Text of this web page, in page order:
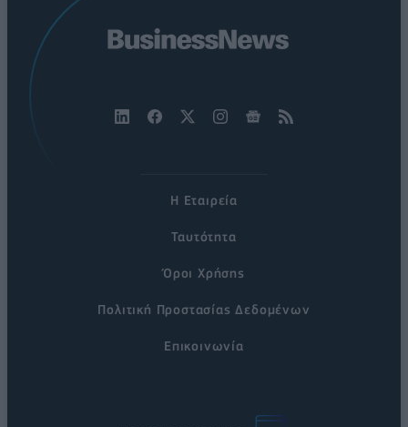
Η Εταιρεία
Ταυτότητα
Όροι Χρήσης
Πολιτική Προστασίας Δεδομένων
Επικοινωνία